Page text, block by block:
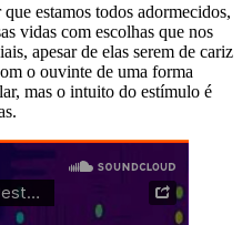
estamos todos adormecidos,
vidas com escolhas que nos
apesar de elas serem de cariz
o ouvinte de uma forma
mas o intuito do estímulo é